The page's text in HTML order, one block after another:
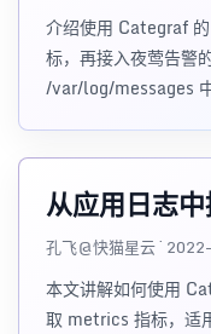
介绍使用 Categraf
标，再接入夜莺告警
/var/log/messages
从应用日志
孔飞@快猫星云 ·
本文讲解如何使用
取 metrics 指标，适